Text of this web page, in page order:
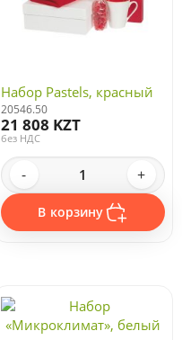
Набор Pastels, красный
20546.50
21 808 KZT
без НДС
- +
В корзину